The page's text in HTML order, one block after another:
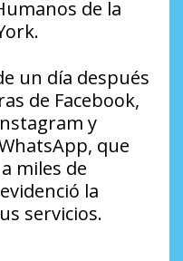
de la
un día después
de Facebook,
y
que
miles de
la
servicios.